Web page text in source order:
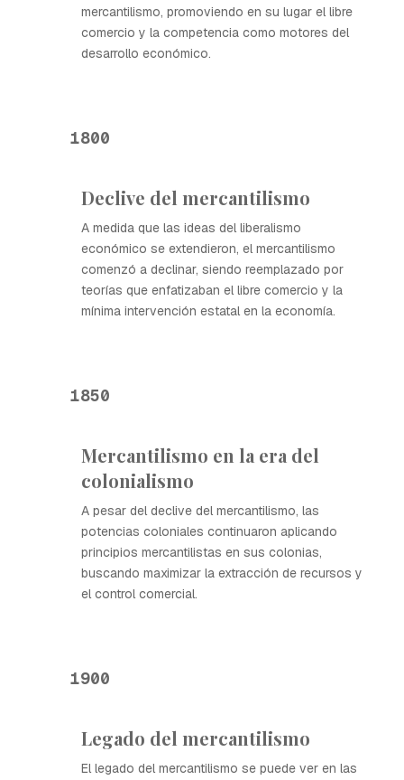
mercantilismo, promoviendo en su lugar el libre
comercio y la competencia como motores del
desarrollo económico.
1800
Declive del mercantilismo
A medida que las ideas del liberalismo
económico se extendieron, el mercantilismo
comenzó a declinar, siendo reemplazado por
teorías que enfatizaban el libre comercio y la
mínima intervención estatal en la economía.
1850
Mercantilismo en la era del
colonialismo
A pesar del declive del mercantilismo, las
potencias coloniales continuaron aplicando
principios mercantilistas en sus colonias,
buscando maximizar la extracción de recursos y
el control comercial.
1900
Legado del mercantilismo
El legado del mercantilismo se puede ver en las